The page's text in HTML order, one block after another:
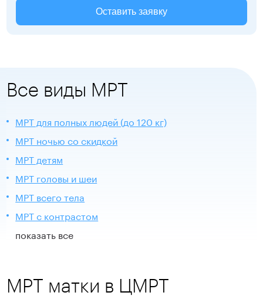
Оставить заявку
Все виды МРТ
МРТ для полных людей (до 120 кг)
МРТ ночью со скидкой
МРТ детям
МРТ головы и шеи
МРТ всего тела
МРТ с контрастом
показать все
МРТ матки в ЦМРТ